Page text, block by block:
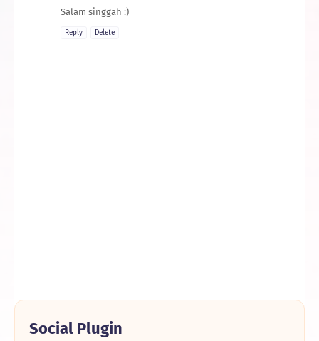
Salam singgah :)
Reply Delete
Social Plugin